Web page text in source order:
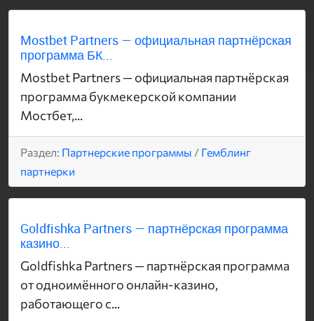
Mostbet Partners — официальная партнёрская
программа БК...
Mostbet Partners — официальная партнёрская
программа букмекерской компании
Мостбет,...
Раздел: Партнерские программы / Гемблинг
партнерки
Goldfishka Partners — партнёрская программа
казино...
Goldfishka Partners — партнёрская программа
от одноимённого онлайн-казино,
работающего с...